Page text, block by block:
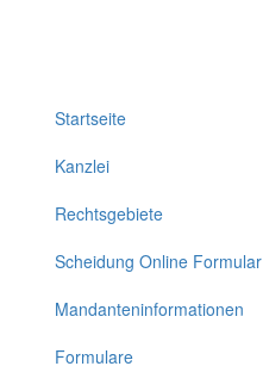
Startseite
Kanzlei
Rechtsgebiete
Scheidung Online Formular
Mandanteninformationen
Formulare